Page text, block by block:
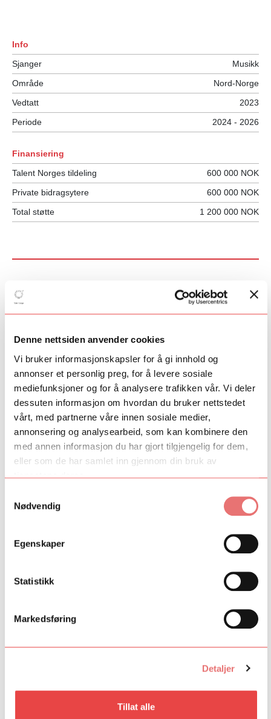
Denne nettsiden anvender cookies
Vi bruker informasjonskapsler for å gi innhold og
annonser et personlig preg, for å levere sosiale
mediefunksjoner og for å analysere trafikken vår. Vi deler
dessuten informasjon om hvordan du bruker nettstedet
vårt, med partnerne våre innen sosiale medier,
annonsering og analysearbeid, som kan kombinere den
med annen informasjon du har gjort tilgjengelig for dem,
eller som de har samlet inn gjennom din bruk av
tjenestene deres.
Nødvendig
Egenskaper
Statistikk
Markedsføring
Detaljer
Tillat alle
Info
Sjanger
Musikk
Område
Nord-Norge
Vedtatt
2023
Periode
2024 - 2026
Finansiering
Talent Norges tildeling
600 000 NOK
Private bidragsytere
600 000 NOK
Total støtte
1 200 000 NOK
Dans
Klassisk musikk
Rytmisk musikk
Scene
Litteratur
Regionalt
Dirigentløftet
ArtEx
ArtEx English
PopUp
Kilden Diligens
Kilden Diligens er et flerårig talentprogram ved Kilden
teater- og konserthus for unge regissører, skuespillere,